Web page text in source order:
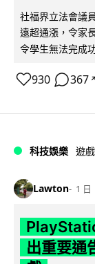
社福界立法會議
遠超通漲，令家
令學生無法完成
930 367 ↗
科技娛樂 遊
Lawton 1 日
出重要通